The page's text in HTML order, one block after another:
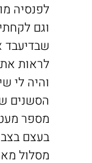
לפנסיה
וגם
שבדיעבד
לראות
והיה לי
הסשנים
מספר
בעצם
מסלול